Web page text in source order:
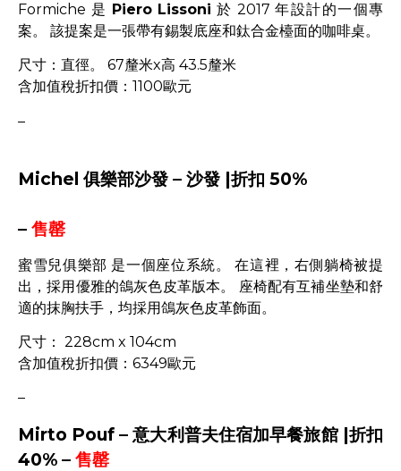
Formiche 是 Piero Lissoni 於 2017 年設計的一個專
案。 該提案是一張帶有錫製底座和鈦合金檯面的咖啡桌。
尺寸：直徑。 67釐米x高 43.5釐米
含加值稅折扣價：1100歐元
–
Michel 俱樂部沙發 – 沙發 |折扣 50%
– 售罄
蜜雪兒俱樂部 是一個座位系統。 在這裡，右側躺椅被提
出，採用優雅的鴿灰色皮革版本。 座椅配有互補坐墊和舒
適的抹胸扶手，均採用鴿灰色皮革飾面。
尺寸： 228cm x 104cm
含加值稅折扣價：6349歐元
–
Mirto Pouf – 意大利普夫住宿加早餐旅館 |折扣
40% – 售罄